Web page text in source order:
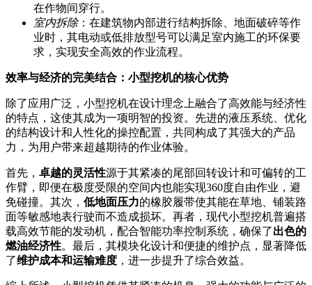
在作物间穿行。
室内拆除：在建筑物内部进行结构拆除、地面破碎等作
业时，其电动或低排放型号可以满足室内施工的环保要
求，实现安全高效的作业流程。
效率与经济的完美结合：小型挖机的核心优势
除了应用广泛，小型挖机在设计理念上融合了高效能与经济性
的特点，这使其成为一项明智的投资。先进的液压系统、优化
的结构设计和人性化的操控配置，共同构成了其强大的产品
力，为用户带来超越期待的作业体验。
首先， 卓越的灵活性源于其紧凑的尾部回转设计和可偏转的工
作臂，即便在极度受限的空间内也能实现360度自由作业，避
免碰撞。其次， 低地面压力的橡胶履带使其能在草地、铺装路
面等敏感地表行驶而不造成损坏。再者，现代小型挖机普遍搭
载高效节能的发动机，配合智能功率控制系统，确保了出色的
燃油经济性。最后，其模块化设计和便捷的维护点，显著降低
了维护成本和运输难度 ，进一步提升了综合效益。